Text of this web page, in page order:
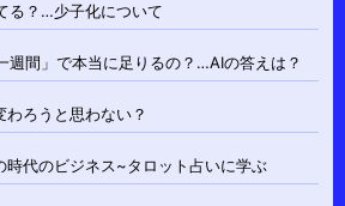
る？…少子化について
週間」で本当に足りるの？…AIの答えは？
ろうと思わない？
代のビジネス~タロット占いに学ぶ